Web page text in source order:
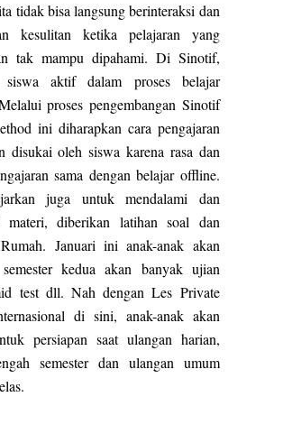
tidak bisa langsung berinteraksi dan
kesulitan ketika pelajaran yang
tak mampu dipahami. Di Sinotif,
aktif dalam proses belajar
proses pengembangan Sinotif
ini diharapkan cara pengajaran
disukai oleh siswa karena rasa dan
sama dengan belajar offline.
juga untuk mendalami dan
materi, diberikan latihan soal dan
Januari ini anak-anak akan
kedua akan banyak ujian
test dll. Nah dengan Les Private
di sini, anak-anak akan
persiapan saat ulangan harian,
semester dan ulangan umum